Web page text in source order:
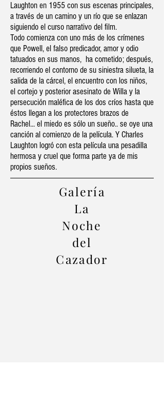
Laughton en 1955 con sus escenas principales,
a través de un camino y un río que se enlazan
siguiendo el curso narrativo del film.
Todo comienza con uno más de los crímenes
que Powell, el falso predicador, amor y odio
tatuados en sus manos, ha cometido; después,
recorriendo el contorno de su siniestra silueta, la
salida de la cárcel, el encuentro con los niños,
el cortejo y posterior asesinato de Willa y la
persecución maléfica de los dos críos hasta que
éstos llegan a los protectores brazos de
Rachel... el miedo es sólo un sueño.. se oye una
canción al comienzo de la película. Y Charles
Laughton logró con esta película una pesadilla
hermosa y cruel que forma parte ya de mis
propios sueños.
Galería
La
Noche
del
Cazador